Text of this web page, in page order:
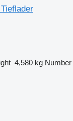
4,580 kg Number